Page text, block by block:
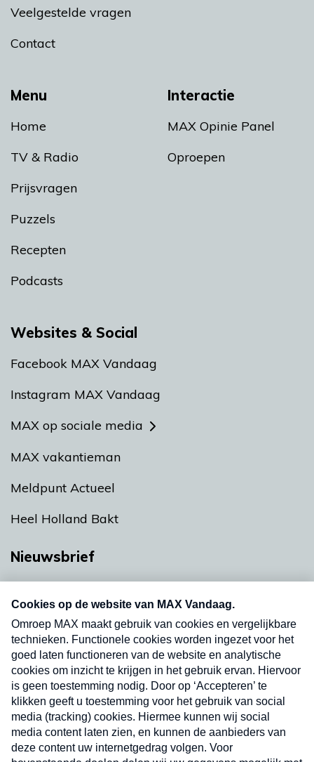
Menu
Home
TV & Radio
Prijsvragen
Puzzels
Recepten
Podcasts
Interactie
MAX Opinie Panel
Oproepen
Veelgestelde vragen
Contact
Websites & Social
Facebook MAX Vandaag
Instagram MAX Vandaag
MAX op sociale media
MAX vakantieman
Meldpunt Actueel
Heel Holland Bakt
Nieuwsbrief
nieuwsbrief. Elke vrijdag- en dinsdagochtend in
uw mailbox.
Verzend